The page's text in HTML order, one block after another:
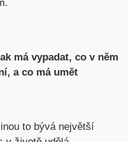
má vypadat, co v něm
a co má umět
to bývá největší